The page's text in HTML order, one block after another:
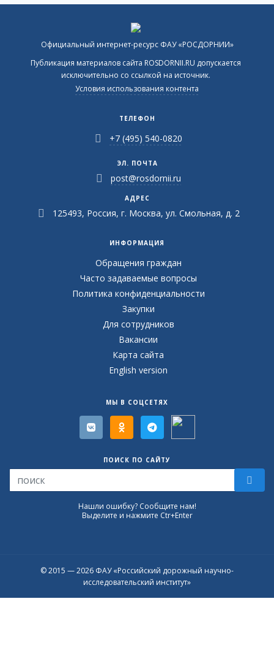
Официальный интернет-ресурс ФАУ «РОСДОРНИИ»
Публикация материалов сайта ROSDORNII.RU допускается
исключительно со ссылкой на источник.
Условия использования контента
ТЕЛЕФОН
+7 (495) 540-0820
ЭЛ. ПОЧТА
post@rosdornii.ru
АДРЕС
125493, Россия, г. Москва, ул. Смольная, д. 2
ИНФОРМАЦИЯ
Обращения граждан
Часто задаваемые вопросы
Политика конфиденциальности
Закупки
Для сотрудников
Вакансии
Карта сайта
English version
МЫ В СОЦСЕТЯХ
ПОИСК ПО САЙТУ
Нашли ошибку? Сообщите нам!
Выделите и нажмите Ctr+Enter
© 2015 — 2026 ФАУ «Российский дорожный научно-
исследовательский институт»